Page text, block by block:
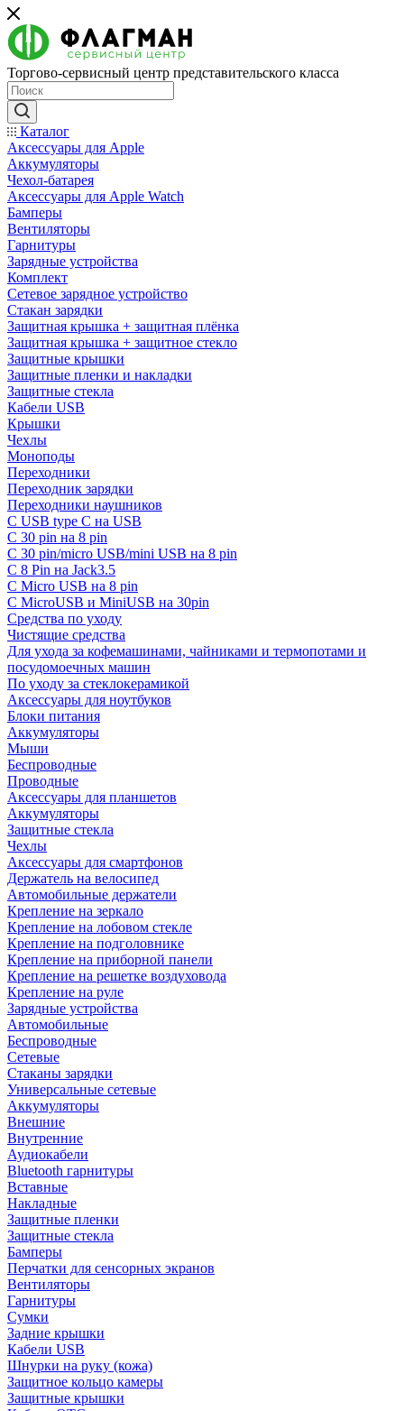
Торгово-сервисный центр представительского класса
Каталог
Аксессуары для Apple
Аккумуляторы
Чехол-батарея
Аксессуары для Apple Watch
Бамперы
Вентиляторы
Гарнитуры
Зарядные устройства
Комплект
Сетевое зарядное устройство
Стакан зарядки
Защитная крышка + защитная плёнка
Защитная крышка + защитное стекло
Защитные крышки
Защитные пленки и накладки
Защитные стекла
Кабели USB
Крышки
Чехлы
Моноподы
Переходники
Переходник зарядки
Переходники наушников
С USB type C на USB
С 30 pin на 8 pin
С 30 pin/micro USB/mini USB на 8 pin
С 8 Pin на Jack3.5
С Micro USB на 8 pin
С MicroUSB и MiniUSB на 30pin
Средства по уходу
Чистящие средства
Для ухода за кофемашинами, чайниками и термопотами и
посудомоечных машин
По уходу за стеклокерамикой
Аксессуары для ноутбуков
Блоки питания
Аккумуляторы
Мыши
Беспроводные
Проводные
Аксессуары для планшетов
Аккумуляторы
Защитные стекла
Чехлы
Аксессуары для смартфонов
Держатель на велосипед
Автомобильные держатели
Крепление на зеркало
Крепление на лобовом стекле
Крепление на подголовнике
Крепление на приборной панели
Крепление на решетке воздуховода
Крепление на руле
Зарядные устройства
Автомобильные
Беспроводные
Сетевые
Стаканы зарядки
Универсальные сетевые
Аккумуляторы
Внешние
Внутренние
Аудиокабели
Bluetooth гарнитуры
Вставные
Накладные
Защитные пленки
Защитные стекла
Бамперы
Перчатки для сенсорных экранов
Вентиляторы
Гарнитуры
Сумки
Задние крышки
Кабели USB
Шнурки на руку (кожа)
Защитное кольцо камеры
Защитные крышки